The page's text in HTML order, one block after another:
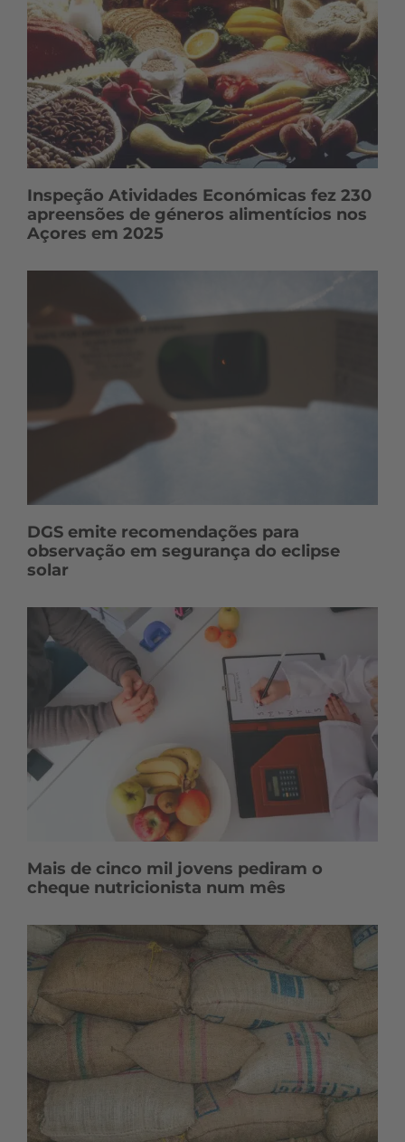
Inspeção Atividades Económicas fez 230
apreensões de géneros alimentícios nos
Açores em 2025
DGS emite recomendações para
observação em segurança do eclipse
solar
Mais de cinco mil jovens pediram o
cheque nutricionista num mês